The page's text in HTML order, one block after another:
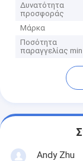
Δυνατότητα
προσφοράς
Μάρκα
Ποσότητα
παραγγελίας min
Andy Zhu